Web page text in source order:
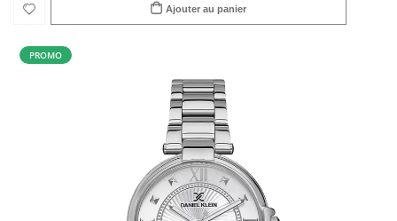
Ajouter au panier
PROMO